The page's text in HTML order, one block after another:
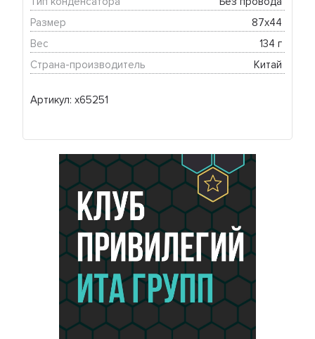
Артикул: x65251
Размер
87х44
Вес
134 г
Страна-производитель
Китай